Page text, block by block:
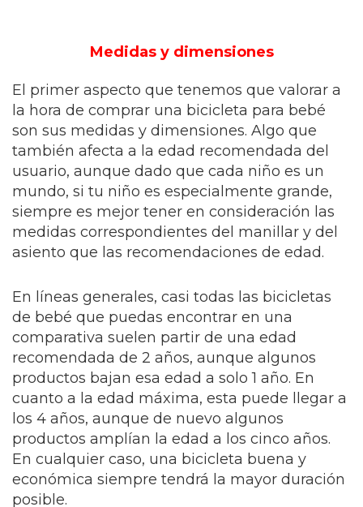
Medidas y dimensiones
El primer aspecto que tenemos que valorar a
la hora de comprar una bicicleta para bebé
son sus medidas y dimensiones. Algo que
también afecta a la edad recomendada del
usuario, aunque dado que cada niño es un
mundo, si tu niño es especialmente grande,
siempre es mejor tener en consideración las
medidas correspondientes del manillar y del
asiento que las recomendaciones de edad.
En líneas generales, casi todas las bicicletas
de bebé que puedas encontrar en una
comparativa suelen partir de una edad
recomendada de 2 años, aunque algunos
productos bajan esa edad a solo 1 año. En
cuanto a la edad máxima, esta puede llegar a
los 4 años, aunque de nuevo algunos
productos amplían la edad a los cinco años.
En cualquier caso, una bicicleta buena y
económica siempre tendrá la mayor duración
posible.